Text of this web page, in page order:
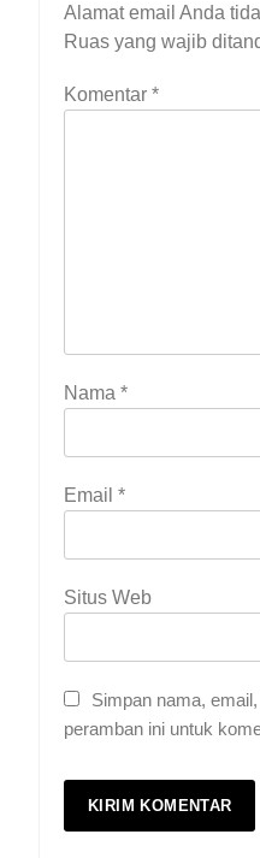
Alamat email Anda
Ruas yang wajib
Komentar *
Nama *
Email *
Situs Web
Simpan nama,
peramban ini untuk